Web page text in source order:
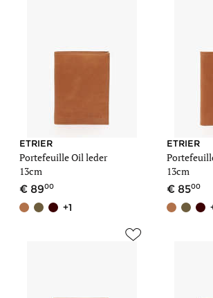
ETRIER
Portefeuille Oil leder
13cm
8900
+1
ETRIER
13cm
8500